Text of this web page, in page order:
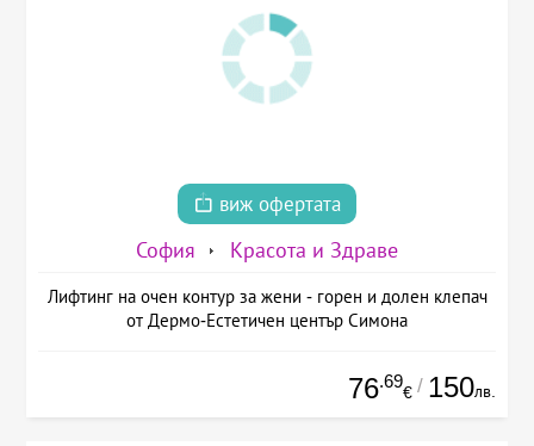
виж офертата
София Красота и Здраве
Лифтинг на очен контур за жени - горен и долен клепач
от Дермо-Естетичен център Симона
76.69
€ / 150лв.